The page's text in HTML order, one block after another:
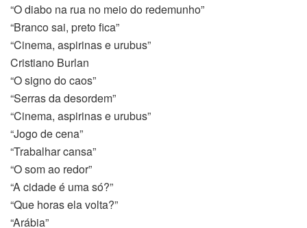
“O diabo na rua no meio do redemunho”
“Branco sai, preto fica”
“Cinema, aspirinas e urubus”
Cristiano Burlan
“O signo do caos”
“Serras da desordem”
“Cinema, aspirinas e urubus”
“Jogo de cena”
“Trabalhar cansa”
“O som ao redor”
“A cidade é uma só?”
“Que horas ela volta?”
“Arábia”